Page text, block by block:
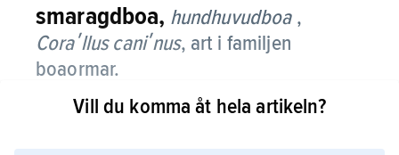
smaragdboa, hundhuvudboa ,
Coraʹllus caniʹnus, art i familjen
boaormar.
Den förekommer i regnskogsområden i norra
Vill du komma åt hela artikeln?